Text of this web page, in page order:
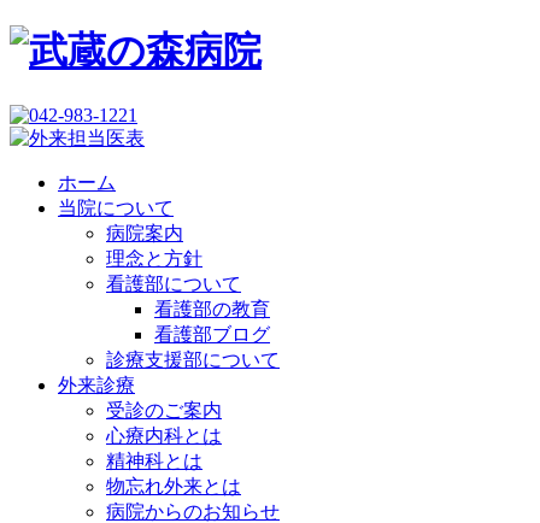
ホーム
当院について
病院案内
理念と方針
看護部について
看護部の教育
看護部ブログ
診療支援部について
外来診療
受診のご案内
心療内科とは
精神科とは
物忘れ外来とは
病院からのお知らせ